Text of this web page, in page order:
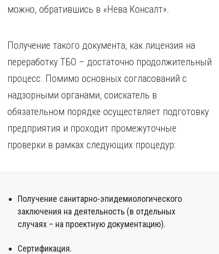
можно, обратившись в «Нева Консалт».
Получение такого документа, как лицензия на
переработку ТБО – достаточно продолжительный
процесс. Помимо основных согласований с
надзорными органами, соискатель в
обязательном порядке осуществляет подготовку
предприятия и проходит промежуточные
проверки в рамках следующих процедур:
Получение санитарно-эпидемиологического
заключения на деятельность (в отдельных
случаях – на проектную документацию).
Сертификация.